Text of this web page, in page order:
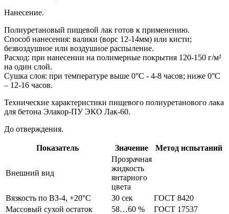
Нанесение.
Полиуретановый пищевой лак готов к применению.
Способ нанесения: валики (ворс 12-14мм) или кисти;
безвоздушное или воздушное распыление.
Расход: при нанесении на полимерные покрытия 120-150 г/м²
на один слой.
Сушка слоя: при температуре выше 0°С - 4-8 часов; ниже 0°С
– 12-16 часов.
Технические характеристики пищевого полиуретанового лака
для бетона Элакор-ПУ ЭКО Лак-60.
До отверждения.
Показатель Значение Метод испытаний
Внешний вид
Прозрачная
жидкость
янтарного
цвета
Вязкость по ВЗ-4, +20°С
30 сек
ГОСТ 8420
Массовый сухой остаток
58…60 %
ГОСТ 17537